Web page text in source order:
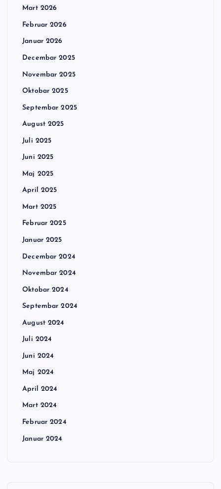
Mart 2026
Februar 2026
Januar 2026
Decembar 2025
Novembar 2025
Oktobar 2025
Septembar 2025
August 2025
Juli 2025
Juni 2025
Maj 2025
April 2025
Mart 2025
Februar 2025
Januar 2025
Decembar 2024
Novembar 2024
Oktobar 2024
Septembar 2024
August 2024
Juli 2024
Juni 2024
Maj 2024
April 2024
Mart 2024
Februar 2024
Januar 2024